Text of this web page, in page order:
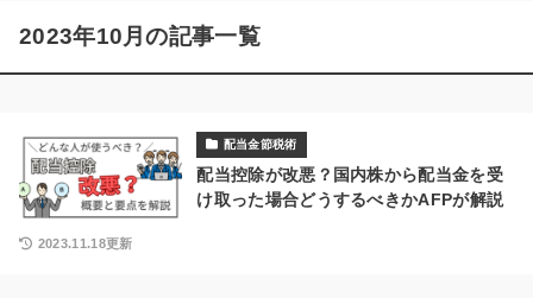
2023年10月の記事一覧
配当金節税術
配当控除が改悪？国内株から配当金を受
け取った場合どうするべきかAFPが解説
2023.11.18更新